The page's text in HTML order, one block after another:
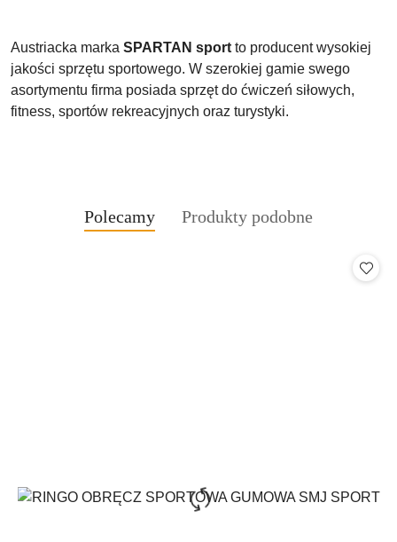
Austriacka marka SPARTAN sport to producent wysokiej
jakości sprzętu sportowego. W szerokiej gamie swego
asortymentu firma posiada sprzęt do ćwiczeń siłowych,
fitness, sportów rekreacyjnych oraz turystyki.
Pomiń karuzelę produktów
Produkty
Polecamy
Produkty
Produkty podobne